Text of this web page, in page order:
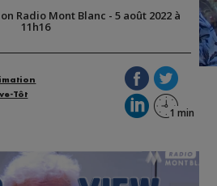
Radio Mont Blanc - 5 août 2022 à
11h16
Tôt